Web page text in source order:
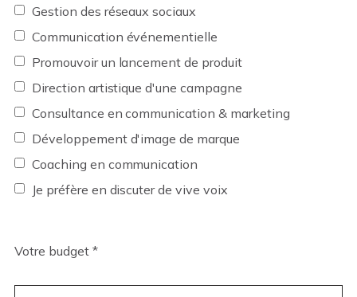
Gestion des réseaux sociaux
Communication événementielle
Promouvoir un lancement de produit
Direction artistique d'une campagne
Consultance en communication & marketing
Développement d'image de marque
Coaching en communication
Je préfère en discuter de vive voix
Votre budget *